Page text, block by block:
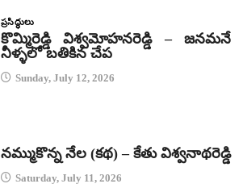
ప్రసిద్ధులు
కొమ్మిరెడ్డి విశ్వమోహనరెడ్డి – జనమనే
నీళ్ళలో బతికిన చేప
Sunday, July 12, 2026
నమ్ముకొన్న నేల (కథ) – కేతు విశ్వనాథరెడ్డి
Saturday, July 11, 2026